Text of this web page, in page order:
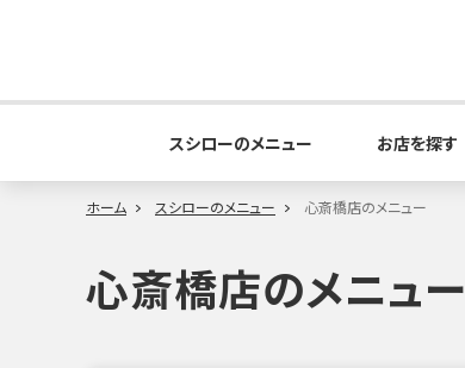
スシローのメニュー お店を探す
ホーム スシローのメニュー 心斎橋店のメニュー
心斎橋店のメニュー